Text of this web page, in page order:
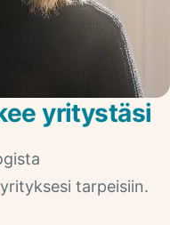
yritystäsi
tarpeisiin.